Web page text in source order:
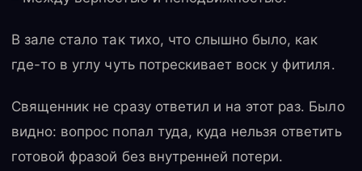
В зале стало так тихо, что слышно было, как
где-то в углу чуть потрескивает воск у фитиля.
Священник не сразу ответил и на этот раз. Было
видно: вопрос попал туда, куда нельзя ответить
готовой фразой без внутренней потери.